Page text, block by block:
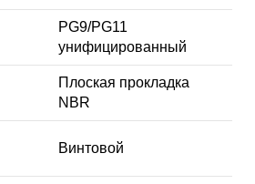
PG9/PG11
унифицированный
Плоская прокладка
NBR
Винтовой